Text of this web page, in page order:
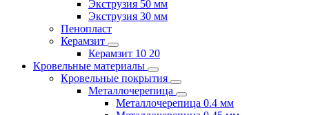
Экструзия 50 мм
Экструзия 30 мм
Пенопласт
Керамзит
Керамзит 10 20
Кровельные материалы
Кровельные покрытия
Металлочерепица
Металлочерепица 0.4 мм